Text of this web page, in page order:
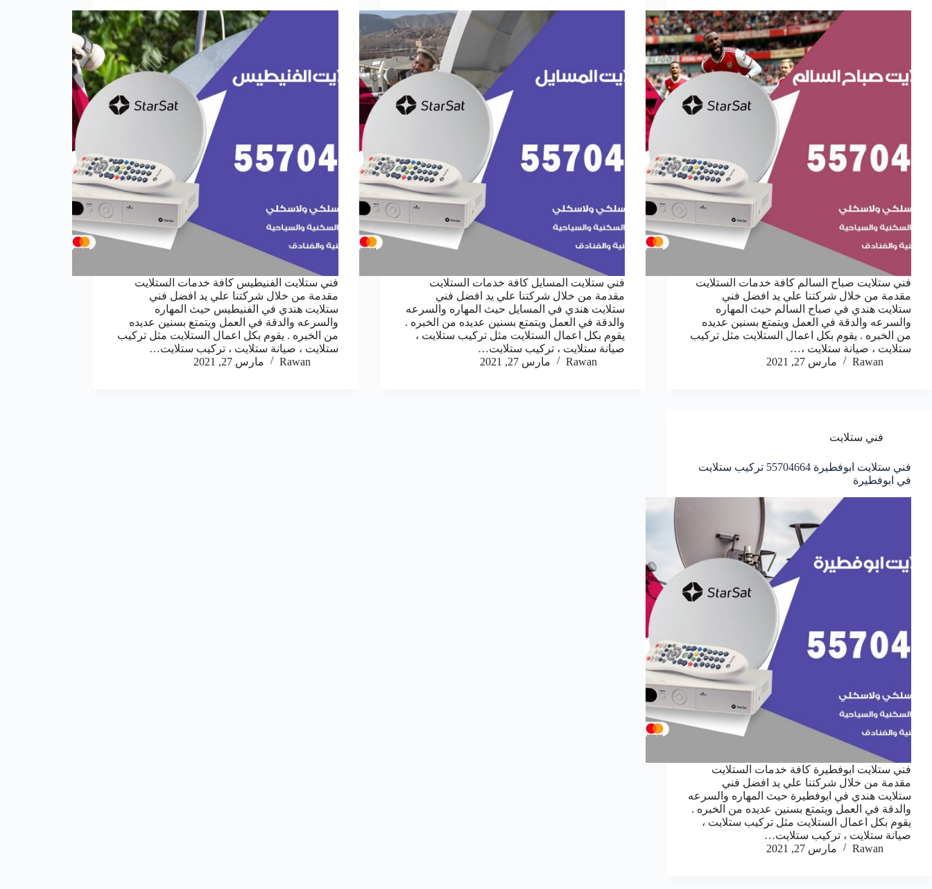
فني ستلايت صباح السالم كافة خدمات الستلايت
مقدمة من خلال شركتنا علي يد افضل فني
ستلايت هندي في صباح السالم حيث المهاره
والسرعه والدقة في العمل ويتمتع بسنين عديده
من الخبره . يقوم بكل اعمال الستلايت مثل تركيب
ستلايت ، صيانة ستلايت ،…
Rawan
مارس 27, 2021
فني ستلايت المسايل كافة خدمات الستلايت
مقدمة من خلال شركتنا علي يد افضل فني
ستلايت هندي في المسايل حيث المهاره والسرعه
والدقة في العمل ويتمتع بسنين عديده من الخبره .
يقوم بكل اعمال الستلايت مثل تركيب ستلايت ،
صيانة ستلايت ، تركيب ستلايت…
Rawan
مارس 27, 2021
فني ستلايت الفنيطيس كافة خدمات الستلايت
مقدمة من خلال شركتنا علي يد افضل فني
ستلايت هندي في الفنيطيس حيث المهاره
والسرعه والدقة في العمل ويتمتع بسنين عديده
من الخبره . يقوم بكل اعمال الستلايت مثل تركيب
ستلايت ، صيانة ستلايت ، تركيب ستلايت…
Rawan
مارس 27, 2021
فني ستلايت
فني ستلايت ابوفطيرة 55704664 تركيب ستلايت
في ابوفطيرة
فني ستلايت ابوفطيرة كافة خدمات الستلايت
مقدمة من خلال شركتنا علي يد افضل فني
ستلايت هندي في ابوفطيرة حيث المهاره والسرعه
والدقة في العمل ويتمتع بسنين عديده من الخبره .
يقوم بكل اعمال الستلايت مثل تركيب ستلايت ،
صيانة ستلايت ، تركيب ستلايت…
Rawan
مارس 27, 2021